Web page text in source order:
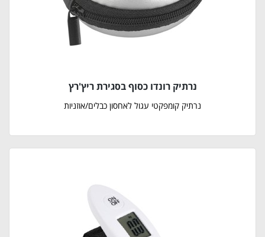
נרתיק רונדו כסוף בסגירת ריץ'רץ
נרתיק קומפקטי עגול לאחסון כבלים/אוזניות